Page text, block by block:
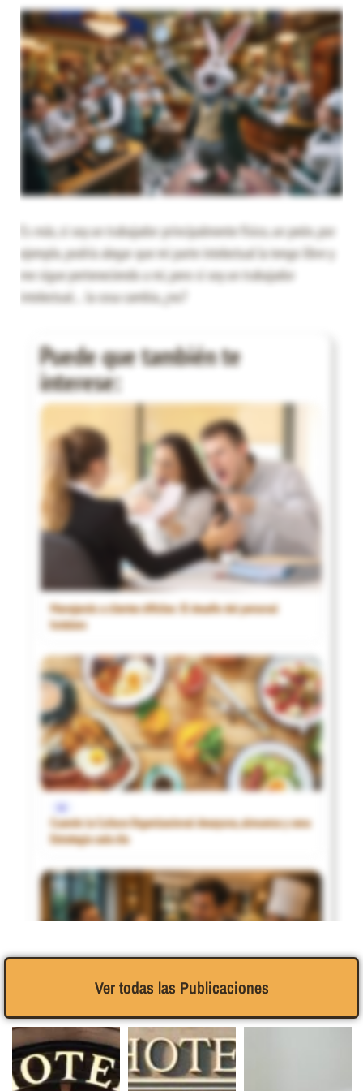
Es más, si soy un trabajador principalmente físico, un peón, por
ejemplo, podría alegar que mi parte intelectual la tengo libre y
me sigue perteneciendo a mi, pero si soy un trabajador
intelectual… la cosa cambia, ¿no?
Puede que también te
interese:
Manejando a clientes difíciles: El desafío del personal
hotelero
Cuando la Cultura Organizacional desayuna, almuerza y cena
Estrategia cada dia
2€
Ver todas las Publicaciones